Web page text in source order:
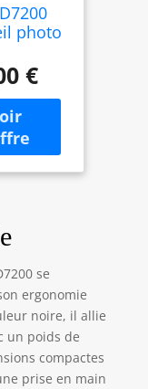
photo
24,2
6000
6000
€
se
ergonomie
noire, il allie
un poids de
compactes
prise en main